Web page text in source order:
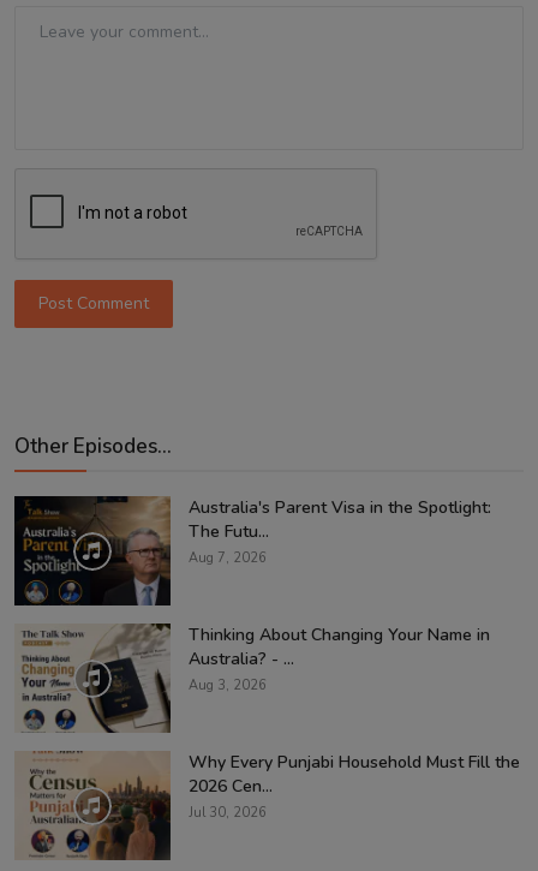
Post Comment
Other Episodes...
Australia's Parent Visa in the Spotlight:
The Futu...
Aug 7, 2026
Thinking About Changing Your Name in
Australia? - ...
Aug 3, 2026
Why Every Punjabi Household Must Fill the
2026 Cen...
Jul 30, 2026